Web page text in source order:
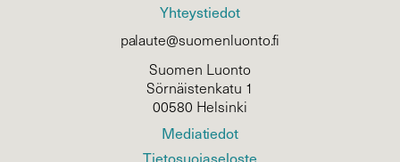
Yhteystiedot
palaute@suomenluonto.fi
Suomen Luonto
Sörnäistenkatu 1
00580 Helsinki
Mediatiedot
Tietosuojaseloste